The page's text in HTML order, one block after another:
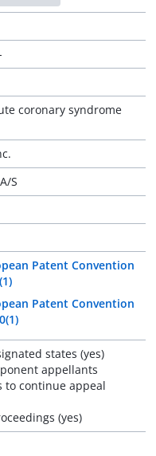
coronary syndrome
S
Patent Convention
Patent Convention
states (yes)
appellants
to continue appeal
(yes)